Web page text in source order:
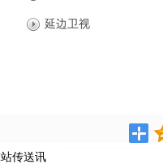
延边卫视
传送讯